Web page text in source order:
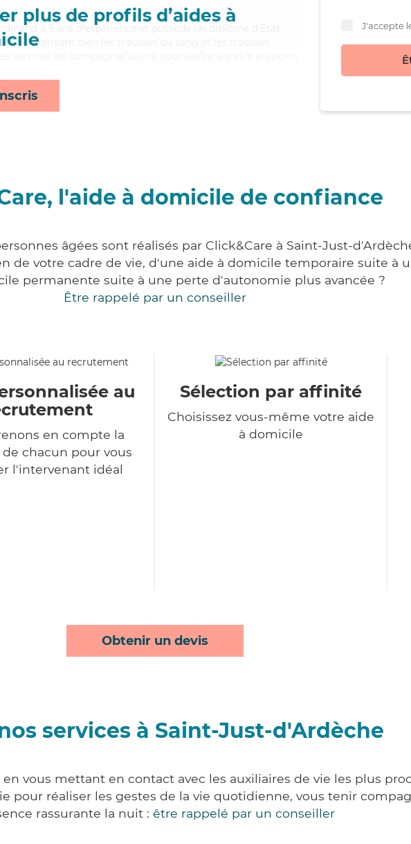
plus de profils d’aides à
a 5 ans d'expérience et possède un diplôme d'État
Maitrisant bien les troubles du sang et les troubles
J'accepte
l'aide à domicile de confiance
âgées sont réalisés par Click&Care à Saint-Just-
de votre cadre de vie, d'une aide à domicile temporaire suite à
permanente suite à une perte d'autonomie plus avancée ?
Être rappelé par un conseiller
au
en compte la
chacun pour vous
l'intervenant idéal
Sélection par affinité
Choisissez vous-même votre aide
à domicile
Obtenir un devis
services à Saint-Just-d'Ardèche
vous mettant en contact avec les auxiliaires de vie les plus
pour réaliser les gestes de la vie quotidienne, vous tenir
rassurante la nuit : être rappelé par un conseiller